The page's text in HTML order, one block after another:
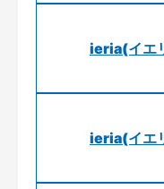
ieria(イエ
ieria(イエ